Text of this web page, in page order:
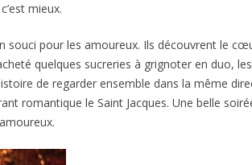
mieux.
souci pour les amoureux. Ils découvrent le
quelques sucreries à grignoter en duo,
de regarder ensemble dans la même
romantique le Saint Jacques. Une belle